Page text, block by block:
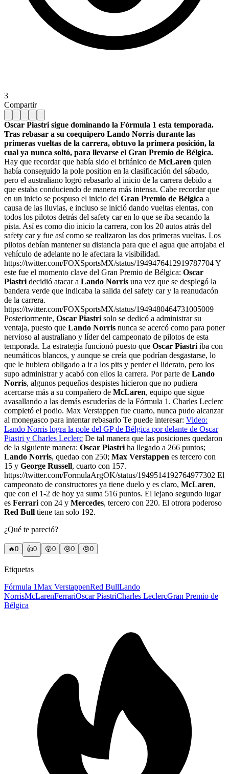
3
Compartir
Oscar Piastri sigue dominando la Fórmula 1 esta temporada.
Tras rebasar a su coequipero Lando Norris durante las
primeras vueltas de la carrera, obtuvo la primera posición, la
cual ya nunca soltó, para llevarse el Gran Premio de Bélgica.
Hay que recordar que había sido el británico de McLaren quien
había conseguido la pole position en la clasificación del sábado,
pero el australiano logró rebasarlo al inicio de la carrera debido a
que estaba conduciendo de manera más intensa. Cabe recordar que
en un inicio se pospuso el inicio del Gran Premio de Bélgica a
causa de las lluvias, e incluso se inició dando vueltas elentas, con
todos los pilotos detrás del safety car en lo que se iba secando la
pista. Así es como dio inicio la carrera, con los 20 autos atrás del
safety car y fue así como se realizaron las dos primeras vueltas. Los
pilotos debían mantener su distancia para que el agua que arrojaba el
vehículo de adelante no le afectara la visibilidad.
https://twitter.com/FOXSportsMX/status/1949476412919787704 Y
este fue el momento clave del Gran Premio de Bélgica: Oscar
Piastri decidió atacar a Lando Norris una vez que se desplegó la
bandera verde que indicaba la salida del safety car y la reanudacón
de la carrera.
https://twitter.com/FOXSportsMX/status/1949480464731005009
Posteriormente, Oscar Piastri solo se dedicó a administrar su
ventaja, puesto que Lando Norris nunca se acercó como para poner
nervioso al australiano y líder del campeonato de pilotos de esta
temporada. La estrategia funcionó puesto que Oscar Piastri iba con
neumáticos blancos, y aunque se creía que podrían desgastarse, lo
que le hubiera obligado a ir a los pits y perder el liderato, pero los
supo administrar y acabó con ellos la carrera. Por parte de Lando
Norris, algunos pequeños despistes hicieron que no pudiera
acercarse más a su compañero de McLaren, equipo que sigue
avasallando a las demás escuderías de la Fórmula 1. Charles Leclerc
completó el podio. Max Verstappen fue cuarto, nunca pudo alcanzar
al monegasco para intentar rebasarlo Te puede interesar: Video:
Lando Norris logra la pole del GP de Bélgica por delante de Oscar
Piastri y Charles Leclerc De tal manera que las posiciones quedaron
de la siguiente manera: Oscar Piastri ha llegado a 266 puntos;
Lando Norris, quedao con 250; Max Verstappen es tercero con
15 y George Russell, cuarto con 157.
https://twitter.com/FormulaArgOK/status/1949514192764977302 El
campeonato de constructores ya tiene duelo y es claro, McLaren,
que con el 1-2 de hoy ya suma 516 puntos. El lejano segundo lugar
es Ferrari con 24 y Mercedes, tercero con 220. El otrora poderoso
Red Bull tiene tan solo 192.
¿Qué te pareció?
🔥0 👍0 😲0 😢0 😠0
Etiquetas
Fórmula 1Max VerstappenRed BullLando
NorrisMcLarenFerrariOscar PiastriCharles LeclercGran Premio de
Bélgica